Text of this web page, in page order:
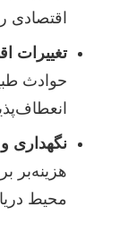
تغییرات
حوادث
نگهداری
هزینه‌بر
محیط